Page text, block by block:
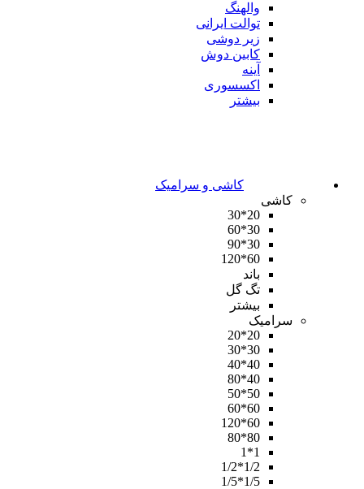
والهنگ
توالت ایرانی
زیر دوشی
کابین دوش
آینه
اکسسوری
بیشتر
کاشی و سرامیک
کاشی
20*30
30*60
30*90
60*120
باند
تگ گل
بیشتر
سرامیک
20*20
30*30
40*40
40*80
50*50
60*60
60*120
80*80
1*1
1/2*1/2
1/5*1/5